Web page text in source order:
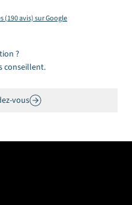
écartée,
réduite
(190 avis) sur Google
?
conseillent.
vous